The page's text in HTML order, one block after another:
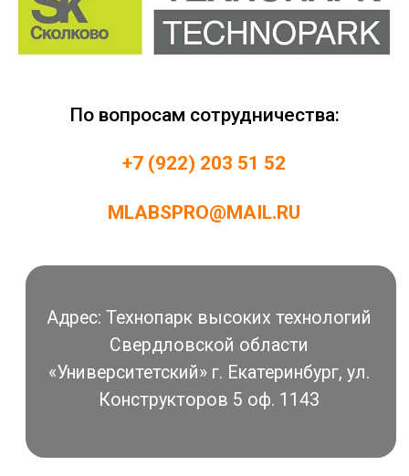
Политика обработки персональных данных
Согласие на обработку персональных
данных